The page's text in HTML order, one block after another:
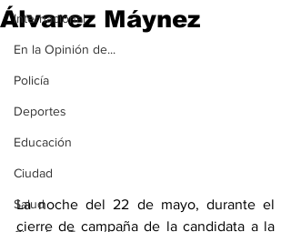
Internacional
En la Opinión de...
Policía
Deportes
Educación
Ciudad
Salud
Álvarez Máynez
La noche del 22 de mayo, durante el
cierre de campaña de la candidata a la